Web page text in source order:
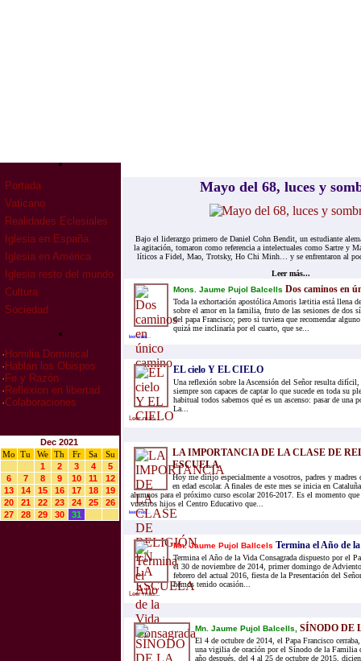
Portada
Vaticano
Realidades Eclesiales
Iglesia en España
Iglesia en América
Iglesia resto del mundo
Cultura
Sociedad
· Homilia Dominical
· Hablan los Obispos
· Fe y Razón
· Reflexion en libertad
·Colaboraciones
Dec 2021
Mo
Tu We Th Fr Sa
Su
1
2 3 4
5
6
7 8 9 10 11
12
13
14 15 16 17 18
19
20
21 22 23 24 25
26
27
28 29 30 31
Mayo del 68, lu­ces y
Bajo el li­de­raz­go pri­me­ro de Da­niel Cohn Ben­dit, un es­tu­dian­te
la agi­ta­ción, to­ma­ron como re­fe­ren­cia a in­te­lec­tua­les como Sar­tre y
lí­ti­cos a Fi­del, Mao, Trotsky, Ho Chi Minh… y se en­fren­ta­ron al
Leer más...
Mons. Jaume Pujol Balcells Dos caminos en
Toda la exhortación apostólica Amoris lætitia está llena
sobre el amor en la familia, fruto de las sesiones de dos
del papa Francisco; pero si tuviera que recomendar
quizá me inclinaría por el cuarto, que se...
leer mas...
EL cielo Y EL CIELO
Una reflexión sobre la Ascensión del Señor resulta difícil,
siempre son capaces de captar lo que sucede en toda su
habitual todos sabemos qué es un ascenso: pasar de una
La...
Leer mas...
LA IMPORTANCIA DE LA CLASE DE
ESCUELA
Hoy me dirijo especialmente a vosotros, padres y
en edad escolar. A finales de este mes se inicia en
alumnos para el próximo curso escolar 2016-2017. Es el momento que
vuestros hijos el Centro Educativo que...
leer mas...
Mn. Jaume Pujol Ballcels Termina el Año de
Termina el Año de la Vida Consagrada dispuesto por el
el 30 de noviembre de 2014, primer domingo de
febrero del actual 2016, fiesta de la Presentación del
hemos tenido ocasión...
Leer mas...
Mn. Jaume Pujol Balcells, SÍNODO DE
El 4 de octubre de 2014, el Papa Francisco
una vigilia de oración por el Sínodo de la Familia
año después, del 4 al 25 de octubre de 2015,